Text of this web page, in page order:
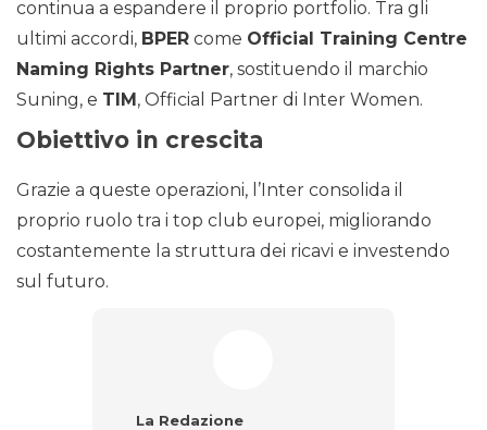
continua a espandere il proprio portfolio. Tra gli
ultimi accordi, BPER come Official Training Centre
Naming Rights Partner, sostituendo il marchio
Suning, e TIM, Official Partner di Inter Women.
Obiettivo in crescita
Grazie a queste operazioni, l’Inter consolida il
proprio ruolo tra i top club europei, migliorando
costantemente la struttura dei ricavi e investendo
sul futuro.
La Redazione